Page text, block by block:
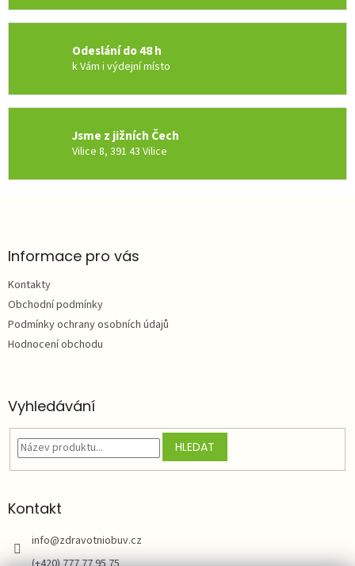
p
i
Odeslání do 48 h
k Vám i výdejní místo
Jsme z jižních Čech
Vilice 8, 391 43 Vilice
aInformace pro vás
Kontakty
Obchodní podmínky
Podmínky ochrany osobních údajů
Hodnocení obchodu
Vyhledávání
HLEDAT
Kontakt
info@zdravotniobuv.cz